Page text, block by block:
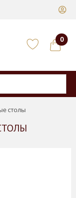
0
столы